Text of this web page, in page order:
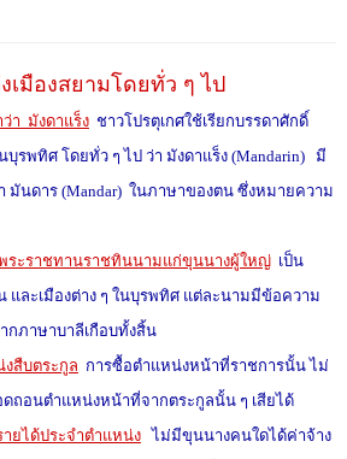
มืองสยามโดยทั่ว ๆ ไป
า มังดาแร็งชาวโปรตุเกศใช้เรียกบรรดาศักดิ์
รพทิศ โดยทั่ว ๆ ไป ว่า มังดาแร็ง (Mandarin) มี
มันดาร (Mandar) ในภาษาของตน ซึ่งหมายความ
พระราชทานราชทินนามแก่ขุนนางผู้ใหญ่ เป็น
และเมืองต่าง ๆ ในบุรพทิศ แต่ละนามมีข้อความ
กภาษาบาลีเกือบทั้งสิ้น
สืบตระกูล การซื้อตำแหน่งหน้าที่ราชการนั้น ไม่
ถอนตำแหน่งหน้าที่จากตระกูลนั้น ๆ เสียได้
ยได้ประจำตำแหน่ง ไม่มีขุนนางคนใดได้ค่าจ้าง